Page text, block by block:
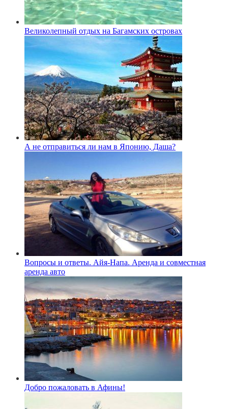
Великолепный отдых на Багамских островах
А не отправиться ли нам в Японию, Даша?
Вопросы и ответы. Айя-Напа. Аренда и совместная
аренда авто
Добро пожаловать в Афины!